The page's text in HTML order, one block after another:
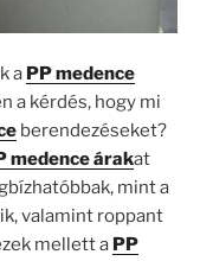
a PP medence
a kérdés, hogy mi
berendezéseket?
medence árakat
mint a
valamint roppant
mellett a PP